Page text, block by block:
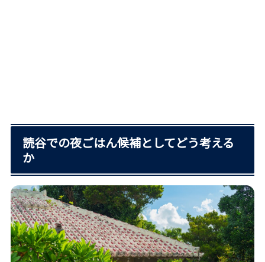
読谷での夜ごはん候補としてどう考える
か